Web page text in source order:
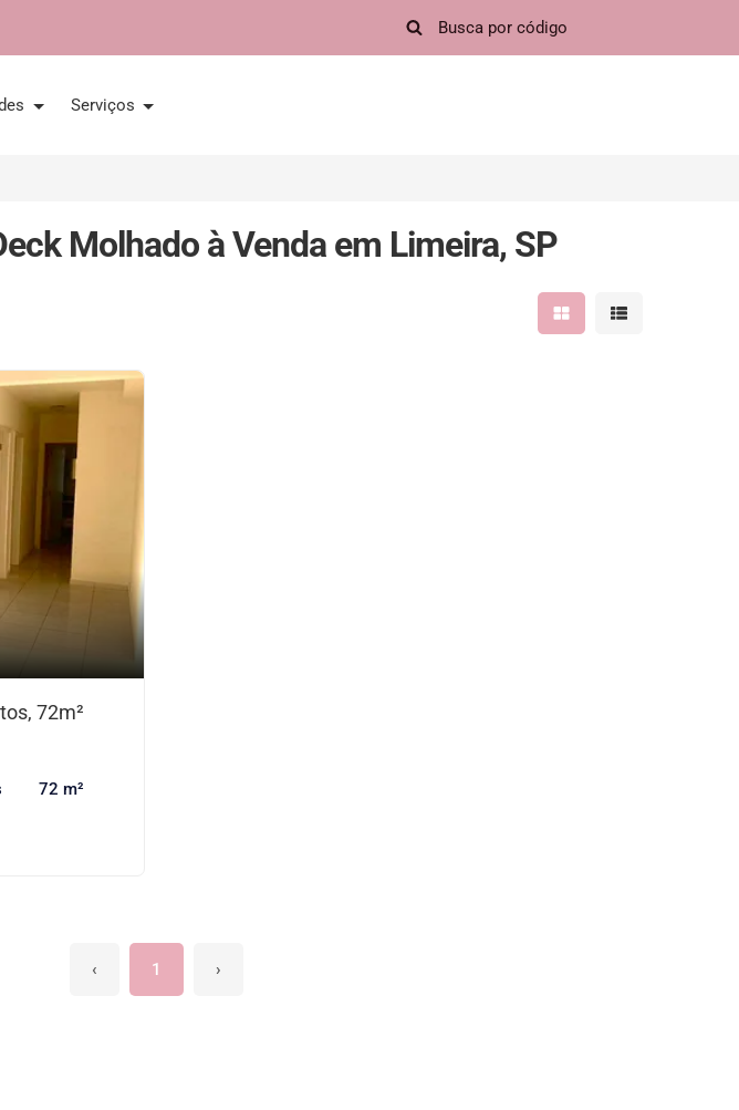
Serviços
Molhado à Venda em Limeira, SP
Mostrar resultados em
Mostrar
72m²
72 m²
‹ 1 ›